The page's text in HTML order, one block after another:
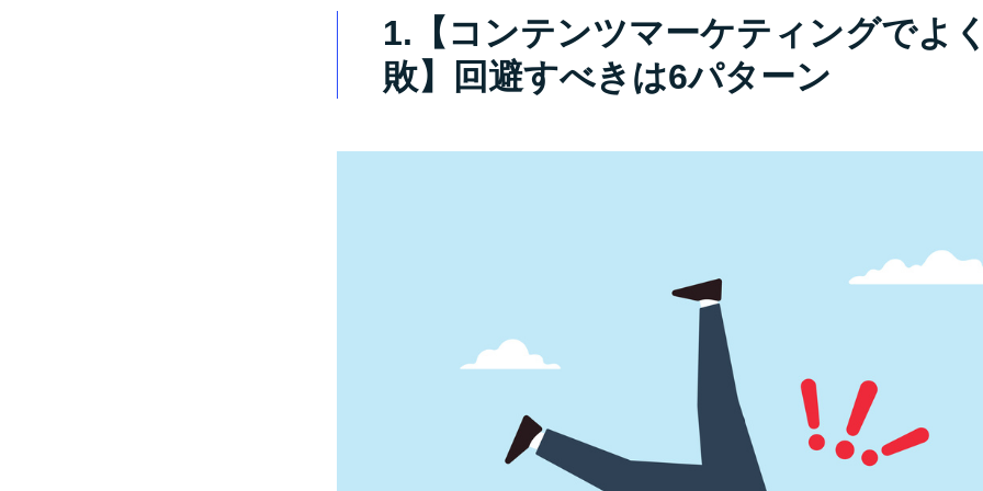
1.【コンテンツマーケティングでよ
敗】回避すべきは6パターン